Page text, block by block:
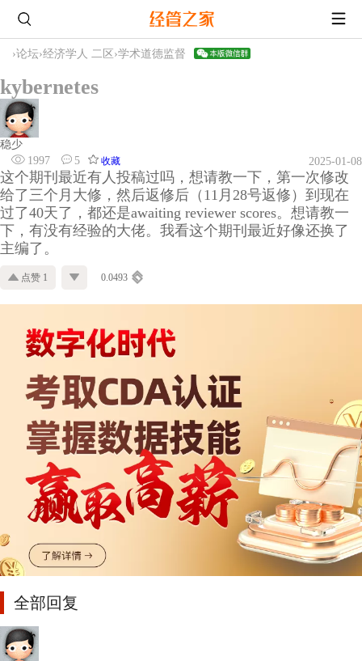
›论坛›经济学人 二区 ›学术道德监督
kybernetes
稳少
1997
5 收藏 2025-01-08
这个期刊最近有人投稿过吗，想请教一下，第一次修改
给了三个月大修，然后返修后（11月28号返修）到现在
过了40天了，都还是awaiting reviewer scores。想请教一
下，有没有经验的大佬。我看这个期刊最近好像还换了
主编了。
点赞 1 0.0493
全部回复